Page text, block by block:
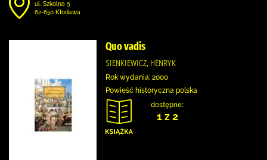
ul. Szkolna 5
62-650 Kłodawa
Quo vadis
SIENKIEWICZ, HENRYK
Rok wydania: 2000
Powieść historyczna polska
dostępne:
1 z 2